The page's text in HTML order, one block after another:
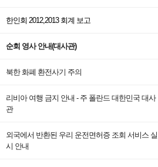
한인회 2012,2013 회계 보고
순회 영사 안내(대사관)
북한 화폐 환전사기 주의
리비아 여행 금지 안내 - 주 폴란드 대한민국 대사
관
외국에서 반환된 우리 운전면허증 조회 서비스 실
시 안내